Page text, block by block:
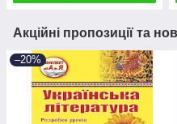
Акційні пропозиції та
–20%